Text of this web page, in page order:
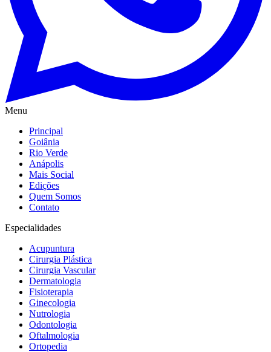
Menu
Principal
Goiânia
Rio Verde
Anápolis
Mais Social
Edições
Quem Somos
Contato
Especialidades
Acupuntura
Cirurgia Plástica
Cirurgia Vascular
Dermatologia
Fisioterapia
Ginecologia
Nutrologia
Odontologia
Oftalmologia
Ortopedia